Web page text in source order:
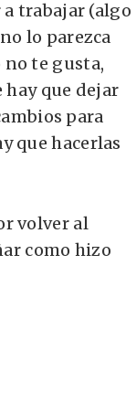
trabajar (algo
lo parezca
no te gusta,
hay que dejar
para
que hacerlas
volver al
como hizo